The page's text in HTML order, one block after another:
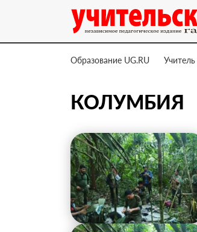
Образование UG.RU Учитель
КОЛУМБИЯ